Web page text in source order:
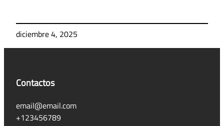
diciembre 4, 2025
Contactos
email@email.com
+123456789